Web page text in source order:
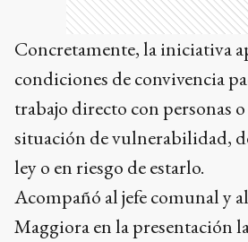
Concretamente, la iniciativa
condiciones de convivencia
trabajo directo con personas
situación de vulnerabilidad,
ley o en riesgo de estarlo.
Acompañó al jefe comunal y
Maggiora en la presentación